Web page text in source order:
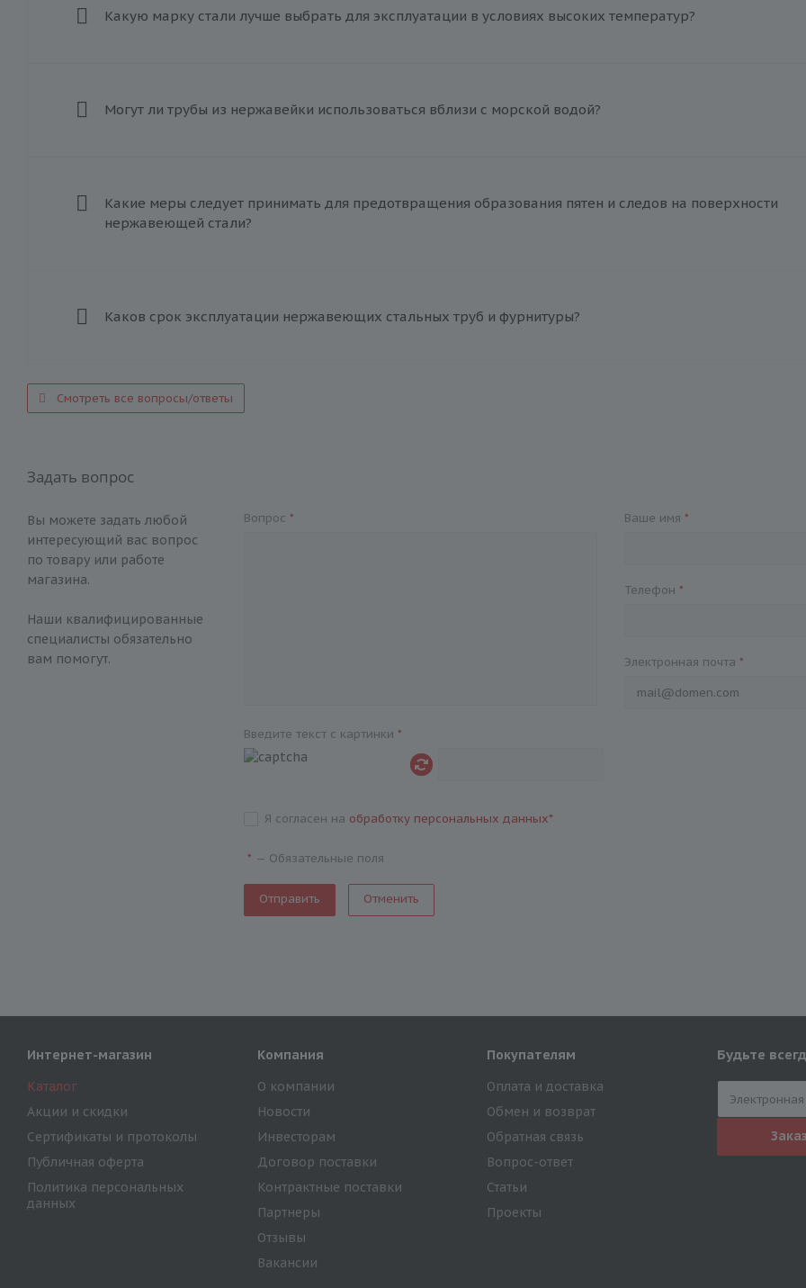
Какую марку стали лучше выбрать для эксплуатации в условиях высоких температур?
Могут ли трубы из нержавейки использоваться вблизи с морской водой?
Какие меры следует принимать для предотвращения образования пятен и следов на поверхности
нержавеющей стали?
Каков срок эксплуатации нержавеющих стальных труб и фурнитуры?
Смотреть все вопросы/ответы
Задать вопрос
Вы можете задать любой
интересующий вас вопрос
по товару или работе
магазина.
Наши квалифицированные
специалисты обязательно
вам помогут.
Вопрос* Ваше имя *
Телефон *
Электронная почта *
Введите текст с картинки*
Я согласен на обработку персональных данных*
* — Обязательные поля
Отменить
Интернет-магазин
Каталог
Акции и скидки
Сертификаты и протоколы
Публичная оферта
Политика персональных
данных
Компания
О компании
Новости
Инвесторам
Договор поставки
Контрактные поставки
Партнеры
Отзывы
Вакансии
Покупателям
Оплата и доставка
Обмен и возврат
Обратная связь
Вопрос-ответ
Статьи
Проекты
Будьте